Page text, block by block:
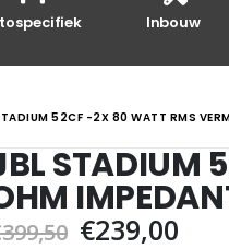
Inbouw
52CF -2X 80 WATT RMS
STADIUM
399,50 €239,00